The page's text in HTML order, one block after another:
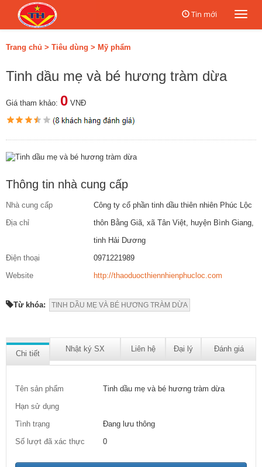
Tin mới
Trang chủ > Tiêu dùng > Mỹ phẩm
Tinh dầu mẹ và bé hương tràm dừa
Giá tham khảo: 0 VNĐ
Thông tin nhà cung cấp
Nhà cung cấp
Công ty cổ phần tinh dầu thiên nhiên Phúc Lộc
Địa chỉ
thôn Bằng Giã, xã Tân Việt, huyện Bình Giang,
tinh Hải Dương
Điện thoại
0971221989
Website
http://thaoduocthiennhienphucloc.com
Từ khóa: TINH DẦU MẸ VÀ BÉ HƯƠNG TRÀM DỪA
Chi tiết
Nhật ký SX Liên hệ Đại lý Đánh giá
Tên sản phẩm
Tinh dầu mẹ và bé hương tràm dừa
Hạn sử dụng
Tình trạng
Đang lưu thông
Số lượt đã xác thực
0